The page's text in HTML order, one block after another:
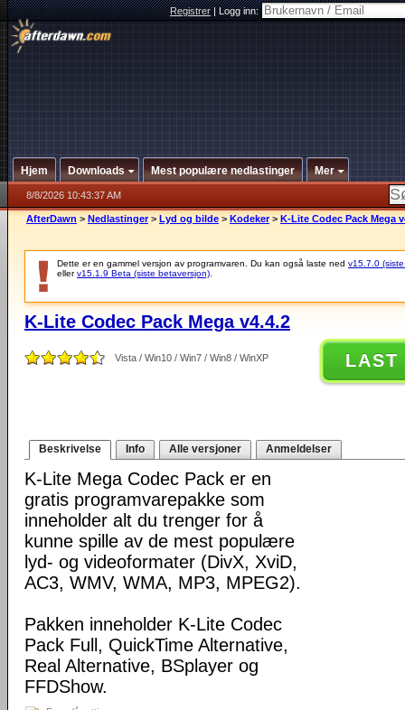
Registrer|Logg inn:
Hjem Downloads Mest populære nedlastinger Mer
8/8/2026 10:43:37 AM
AfterDawn > Nedlastinger > Lyd og bilde > Kodeker > K-Lite Codec Pack Mega
Dette er en gammel versjon av programvaren. Du kan også laste ned v15.7.0
ellerv15.1.9 Beta (siste betaversjon)
K-Lite Codec Pack Mega v4.4.2
Vista / Win10 / Win7 / Win8 / WinXP LAST
Beskrivelse Info Alle versjoner Anmeldelser
K-Lite Mega Codec Pack er en
gratis programvarepakke som
inneholder alt du trenger for å
kunne spille av de mest populære
lyd- og videoformater (DivX, XviD,
AC3, WMV, WMA, MP3, MPEG2).
Pakken inneholder K-Lite Codec
Pack Full, QuickTime Alternative,
Real Alternative, BSplayer og
FFDShow.